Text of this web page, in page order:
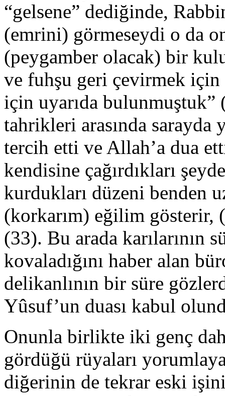
“gelsene” dediğinde,
(emrini) görmeseydi o da
(peygamber olacak) bir
ve fuhşu geri çevirmek
için uyarıda bulunmuştuk”
tahrikleri arasında sarayda
tercih etti ve Allah’a dua
kendisine çağırdıkları
kurdukları düzeni benden
(korkarım) eğilim gösterir,
(33). Bu arada karılarının
kovaladığını haber alan
delikanlının bir süre
Yûsuf’un duası kabul
Onunla birlikte iki genç
gördüğü rüyaları
diğerinin de tekrar eski